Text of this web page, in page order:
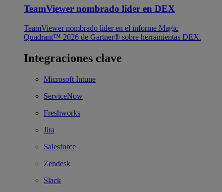
TeamViewer nombrado líder en DEX
TeamViewer nombrado líder en el informe Magic
Quadrant™ 2026 de Gartner® sobre herramientas DEX.
Integraciones clave
Microsoft Intune
ServiceNow
Freshworks
Jira
Salesforce
Zendesk
Slack